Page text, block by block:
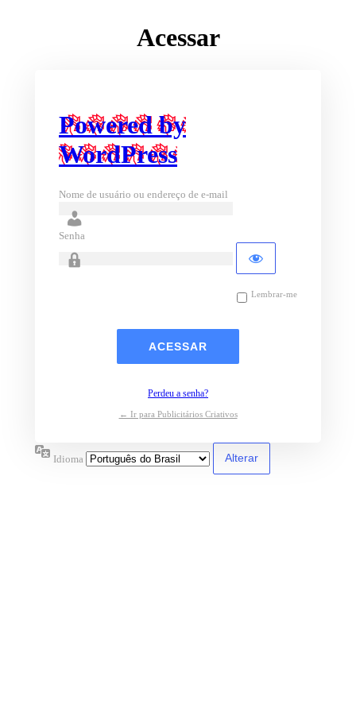
Acessar
Powered by
WordPress
Nome de usuário ou endereço de e-mail
Senha
Lembrar-me
Perdeu a senha?
← Ir para Publicitários Criativos
Idioma